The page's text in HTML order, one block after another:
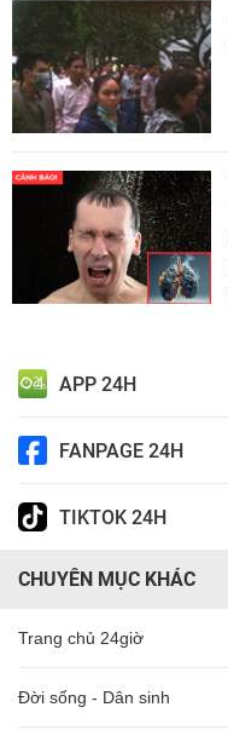
APP 24H
FANPAGE 24H
TIKTOK 24H
CHUYÊN MỤC KHÁC
Trang chủ 24giờ
Đời sống - Dân sinh